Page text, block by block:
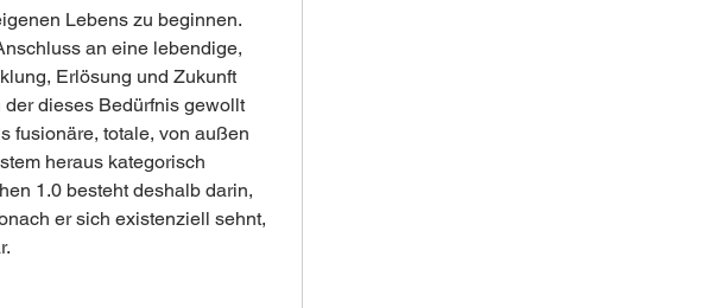
Lebens zu beginnen.
an eine lebendige,
Erlösung und Zukunft
dieses Bedürfnis gewollt
fusionäre, totale, von außen
heraus kategorisch
1.0 besteht deshalb darin,
er sich existenziell sehnt,